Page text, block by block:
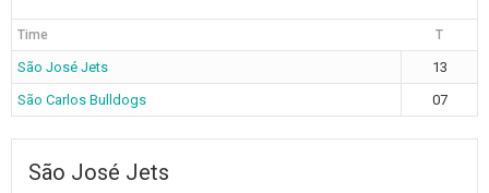
Time T
São José Jets
13
São Carlos Bulldogs
07
São José Jets